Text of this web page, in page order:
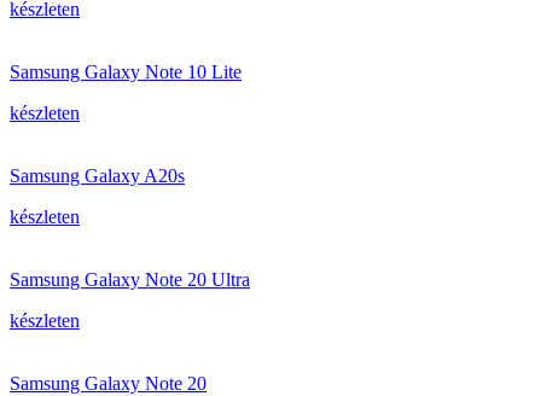
készleten
Samsung Galaxy Note 10 Lite
készleten
Samsung Galaxy A20s
készleten
Samsung Galaxy Note 20 Ultra
készleten
Samsung Galaxy Note 20